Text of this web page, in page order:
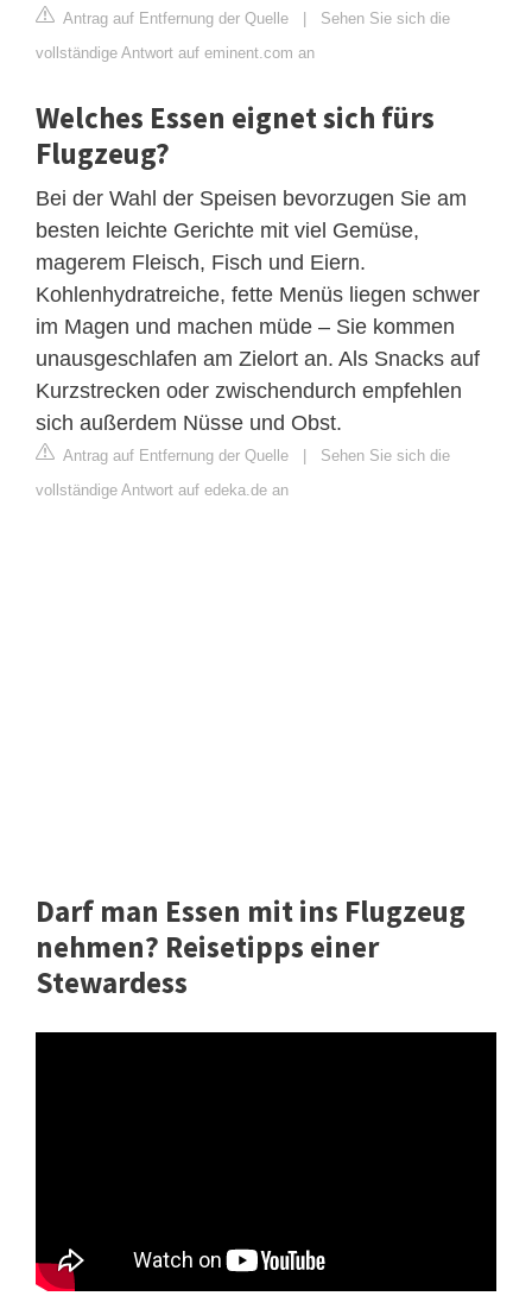
Antrag auf Entfernung der Quelle
Sehen Sie sich die
vollständige Antwort auf eminent.com an
Welches Essen eignet sich fürs
Flugzeug?
Bei der Wahl der Speisen bevorzugen Sie am
besten leichte Gerichte mit viel Gemüse,
magerem Fleisch, Fisch und Eiern.
Kohlenhydratreiche, fette Menüs liegen schwer
im Magen und machen müde – Sie kommen
unausgeschlafen am Zielort an. Als Snacks auf
Kurzstrecken oder zwischendurch empfehlen
sich außerdem Nüsse und Obst.
Antrag auf Entfernung der Quelle
Sehen Sie sich die
vollständige Antwort auf edeka.de an
Darf man Essen mit ins Flugzeug
nehmen? Reisetipps einer
Stewardess